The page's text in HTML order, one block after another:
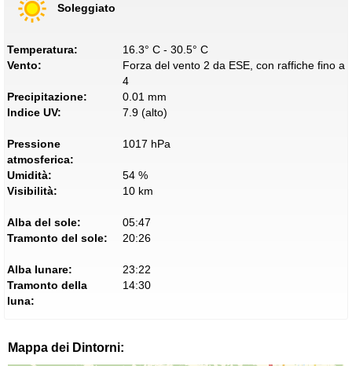
Soleggiato
Temperatura:
16.3° C - 30.5° C
Vento:
Forza del vento 2 da ESE, con raffiche fino a
4
Precipitazione:
0.01 mm
Indice UV:
7.9 (alto)
Pressione
atmosferica:
1017 hPa
Umidità:
54 %
Visibilità:
10 km
Alba del sole:
05:47
Tramonto del sole:
20:26
Alba lunare:
23:22
Tramonto della
luna:
14:30
Mappa dei Dintorni: